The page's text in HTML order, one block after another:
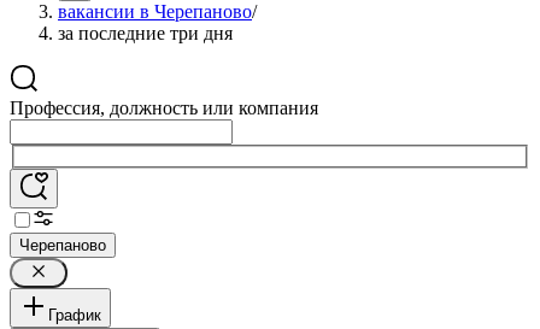
вакансии в Черепаново/
за последние три дня
Профессия, должность или компания
Черепаново
График